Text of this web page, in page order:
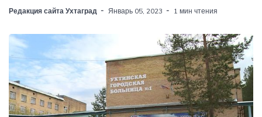
Редакция сайта Ухтаград Январь 05, 2023 1 мин чтения